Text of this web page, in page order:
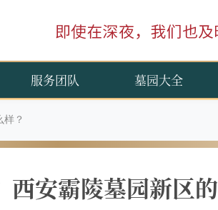
服务团队 墓园大全
？
西安霸陵墓园新区